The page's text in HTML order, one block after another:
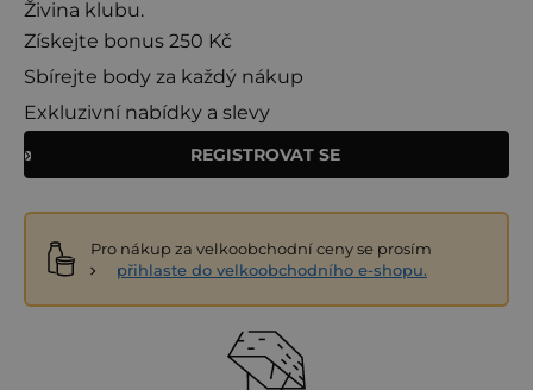
Živina klubu.
Získejte bonus 250 Kč
Sbírejte body za každý nákup
Exkluzivní nabídky a slevy
REGISTROVAT SE
Pro nákup za velkoobchodní ceny se prosím
přihlaste do velkoobchodního e-shopu.